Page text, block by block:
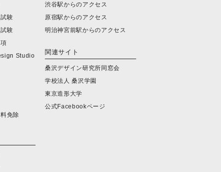
験
験
Studio
免除
渋谷駅からのアクセス
原宿駅からのアクセス
明治神宮前駅からのアクセス
関連サイト
桑沢デザイン研究所同窓会
学校法人 桑沢学園
東京造形大学
公式Facebookページ